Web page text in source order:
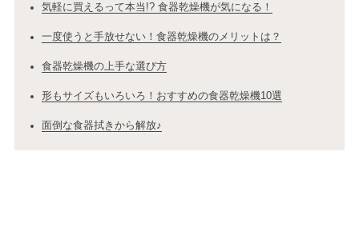
気軽に買えるって本当!? 食器乾燥機が気になる！
一度使うと手放せない！食器乾燥機のメリットは？
食器乾燥機の上手な選び方
形もサイズもいろいろ！おすすめの食器乾燥機10選
面倒な食器拭きから解放♪